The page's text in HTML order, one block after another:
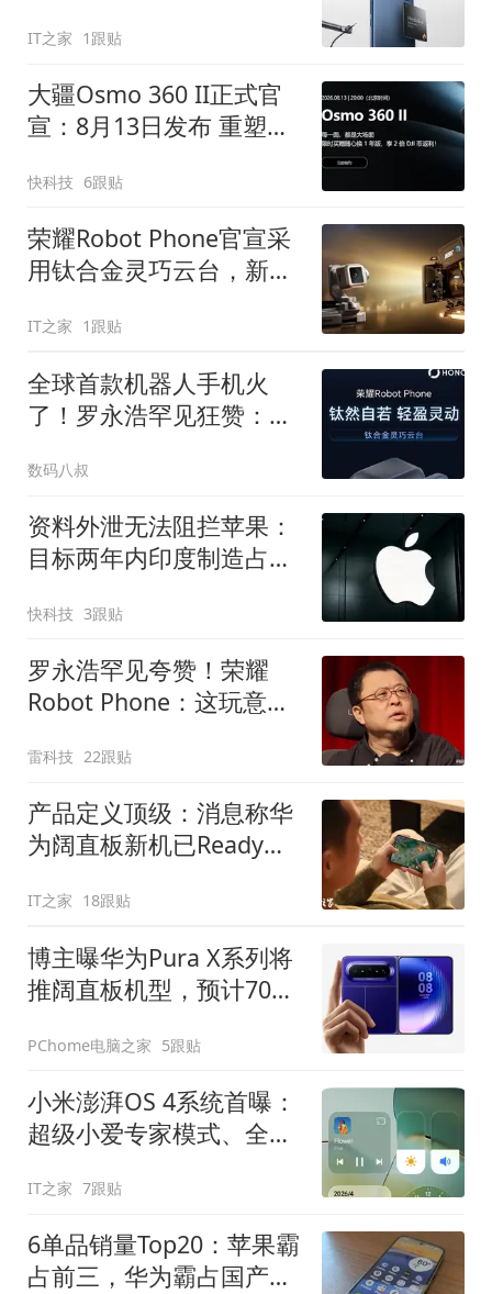
IT之家 1跟贴
大疆Osmo 360 II正式官
宣：8月13日发布 重塑全
快科技 6跟贴
荣耀Robot Phone官宣采
用钛合金灵巧云台，新机
IT之家 1跟贴
全球首款机器人手机火
了！罗永浩罕见狂赞：荣
数码八叔
资料外泄无法阻拦苹果：
目标两年内印度制造占比
快科技 3跟贴
罗永浩罕见夸赞！荣耀
Robot Phone：这玩意儿
雷科技 22跟贴
产品定义顶级：消息称华
为阔直板新机已Ready，
IT之家 18跟贴
博主曝华为Pura X系列将
推阔直板机型，预计7000
PChome电脑之家 5跟贴
小米澎湃OS 4系统首曝：
超级小爱专家模式、全新
IT之家 7跟贴
6单品销量Top20：苹果霸
占前三，华为霸占国产前